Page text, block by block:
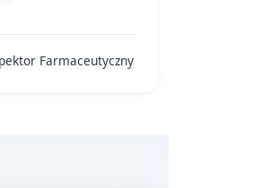
Farmaceutyczny